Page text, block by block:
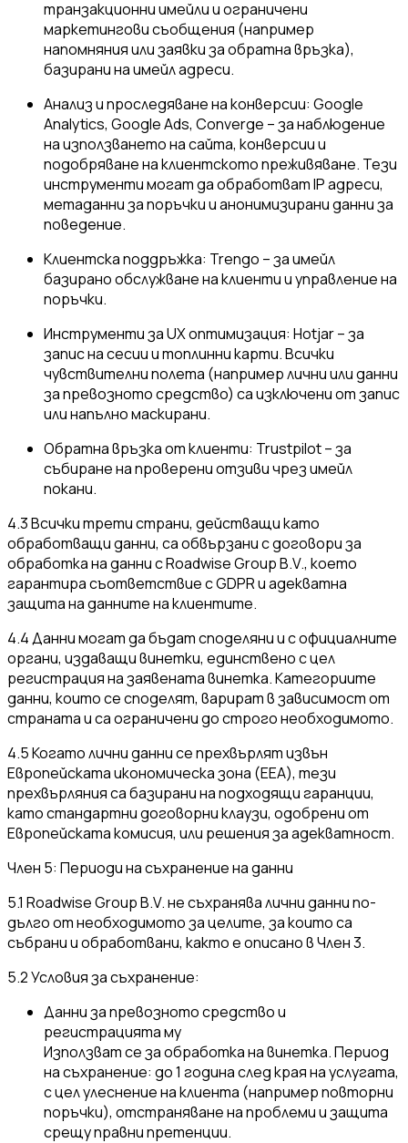
транзакционни имейли и ограничени
маркетингови съобщения (например
напомняния или заявки за обратна връзка),
базирани на имейл адреси.
Анализ и проследяване на конверсии: Google
Analytics, Google Ads, Converge – за наблюдение
на използването на сайта, конверсии и
подобряване на клиентското преживяване. Тези
инструменти могат да обработват IP адреси,
метаданни за поръчки и анонимизирани данни за
поведение.
Клиентска поддръжка: Trengo – за имейл
базирано обслужване на клиенти и управление на
поръчки.
Инструменти за UX оптимизация: Hotjar – за
запис на сесии и топлинни карти. Всички
чувствителни полета (например лични или данни
за превозното средство) са изключени от запис
или напълно маскирани.
Обратна връзка от клиенти: Trustpilot – за
събиране на проверени отзиви чрез имейл
покани.
4.3 Всички трети страни, действащи като
обработващи данни, са обвързани с договори за
обработка на данни с Roadwise Group B.V., което
гарантира съответствие с GDPR и адекватна
защита на данните на клиентите.
4.4 Данни могат да бъдат споделяни и с официалните
органи, издаващи винетки, единствено с цел
регистрация на заявената винетка. Категориите
данни, които се споделят, варират в зависимост от
страната и са ограничени до строго необходимото.
4.5 Когато лични данни се прехвърлят извън
Европейската икономическа зона (EEA), тези
прехвърляния са базирани на подходящи гаранции,
като стандартни договорни клаузи, одобрени от
Европейската комисия, или решения за адекватност.
Член 5: Периоди на съхранение на данни
5.1 Roadwise Group B.V. не съхранява лични данни по-
дълго от необходимото за целите, за които са
събрани и обработвани, както е описано в Член 3.
5.2 Условия за съхранение:
Данни за превозното средство и
регистрацията му
Използват се за обработка на винетка. Период
на съхранение: до 1 година след края на услугата,
с цел улеснение на клиента (например повторни
поръчки), отстраняване на проблеми и защита
срещу правни претенции.